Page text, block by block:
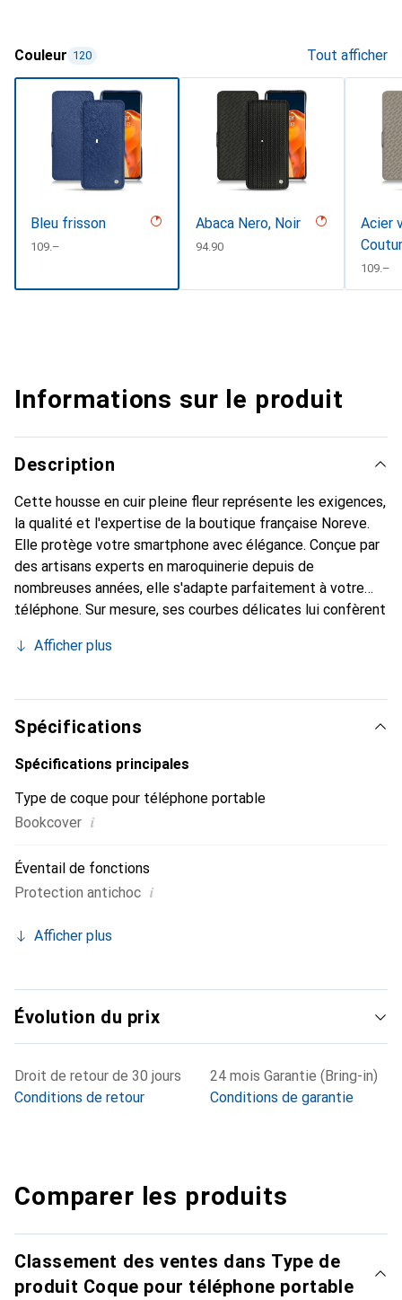
Couleur 120 Tout afficher
Bleu frisson
CHF
109.–
Abaca Nero, Noir
CHF
94.90
Acier
CHF
109.–
Informations sur le produit
Description
Cette housse en cuir pleine fleur représente les exigences,
la qualité et l'expertise de la boutique française Noreve.
Elle protège votre smartphone avec élégance. Conçue par
des artisans experts en maroquinerie depuis de
nombreuses années, elle s'adapte parfaitement à votre
téléphone. Sur mesure, ses courbes délicates lui confèrent
chic et essentiel de votre smartphone. Reconnu
marque Noreve est un choix sûr pour une clientèle
exigeante.
Afficher plus
Spécifications
Spécifications principales
Type de coque pour téléphone portable
Bookcover i
Éventail de fonctions
Protection antichoc i
Afficher plus
Évolution du prix
Droit de retour de 30 jours
Conditions de retour
24 mois Garantie (Bring-in)
Conditions de garantie
Comparer les produits
Classement des ventes dans Type de
produit Coque pour téléphone portable